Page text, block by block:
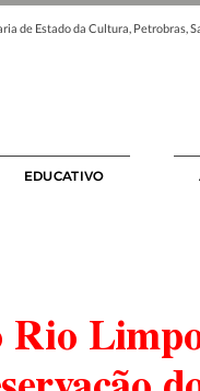
de Estado da Cultura, Petrobras,
EDUCATIVO
Rio